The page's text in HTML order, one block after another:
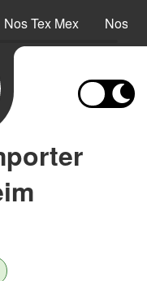
Nos Tex Mex Nos